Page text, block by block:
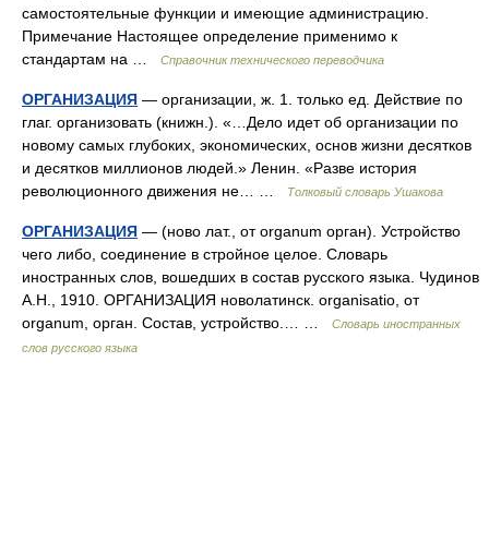
самостоятельные функции и имеющие администрацию.
Примечание Настоящее определение применимо к
стандартам на …
Справочник технического переводчика
ОРГАНИЗАЦИЯ — организации, ж. 1. только ед. Действие по
глаг. организовать (книжн.). «…Дело идет об организации по
новому самых глубоких, экономических, основ жизни десятков
и десятков миллионов людей.» Ленин. «Разве история
революционного движения не… …
Толковый словарь Ушакова
ОРГАНИЗАЦИЯ — (ново лат., от organum орган). Устройство
чего либо, соединение в стройное целое. Словарь
иностранных слов, вошедших в состав русского языка. Чудинов
А.Н., 1910. ОРГАНИЗАЦИЯ новолатинск. organisatio, от
organum, орган. Состав, устройство.… …
Словарь иностранных
слов русского языка